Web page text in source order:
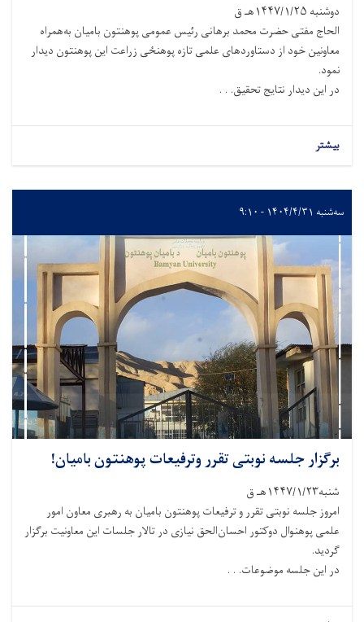
دوشنبه ۱۴۴۷/۱/۲۵هـ ق
الحاج مفتی حضرت محمد برهانی رئیس عمومی پوهنتون بامیان به‌همراه
معاونین خود از دستاوردهای علمی تازه پوهنځی زراعت این پوهنتون دیدار
نمود.
در این دیدار نتایج تحقیق. . .
بیشتر
سه‌شنبه ۱۴۰۴/۴/۳۱ - ۹:۱۰
برگزار جلسه نوبتی تقرر وترفیعات پوهنتون بامیان!
شنبه۱۴۴۷/۱/۲۳هـ ق
امروز جلسه نوبتی تقرر و ترفیعات پوهنتون بامیان به رهبری معاون امور
علمی پوهنوال دوکتور احسان‌الحق نیازی در تالار جلسات این معاونیت برگزار
گردید.
در این جلسه موضوعات. . .